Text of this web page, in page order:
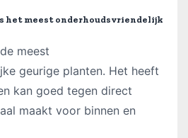
het meest onderhoudsvriendelijk
meest
geurige planten. Het heeft
kan goed tegen direct
maakt voor binnen en